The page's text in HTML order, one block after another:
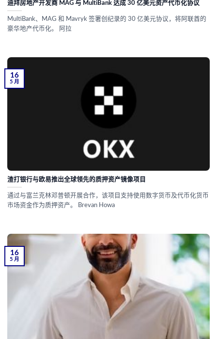
迪拜房地产开发商 MAG 与 MultiBank 达成 30 亿美元资产代币化协议
MultiBank、MAG 和 Mavryk 签署创纪录的 30 亿美元协议，将阿联酋的
豪华地产代币化。 阿拉
渣打银行与欧易推出全球领先的质押资产镜像项目
通过与富兰克林邓普顿开展合作，该项目支持使用数字货币及代币化货币
市场资金作为质押资产。 Brevan Howa
16
5 月
16
5 月